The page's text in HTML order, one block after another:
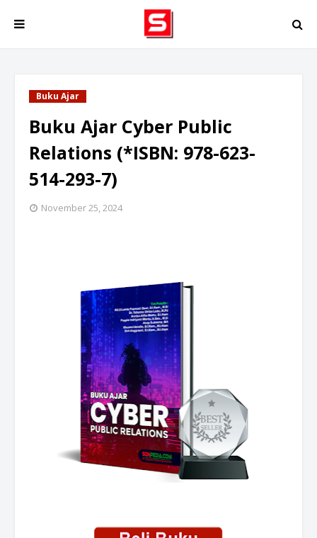
Buku Ajar
Buku Ajar Cyber Public
Relations (*ISBN: 978-623-
514-293-7)
November 25, 2024